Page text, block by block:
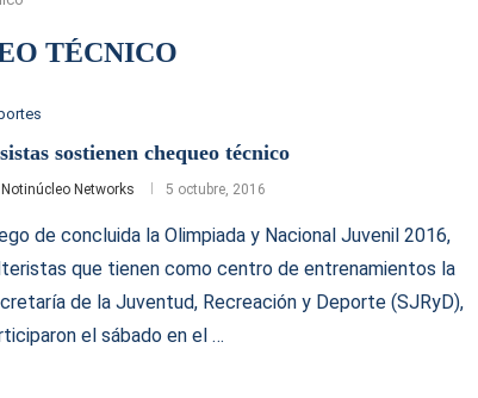
TÉCNICO
sostienen chequeo técnico
Notinúcleo Networks 5 octubre, 2016
de concluida la Olimpiada y Nacional Juvenil 2016,
que tienen como centro de entrenamientos la
de la Juventud, Recreación y Deporte (SJRyD),
el sábado en el …